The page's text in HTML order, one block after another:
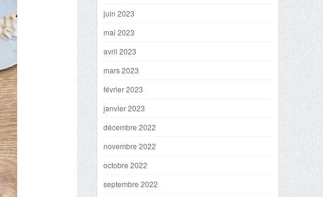
juin 2023
mai 2023
avril 2023
mars 2023
février 2023
janvier 2023
décembre 2022
novembre 2022
octobre 2022
septembre 2022